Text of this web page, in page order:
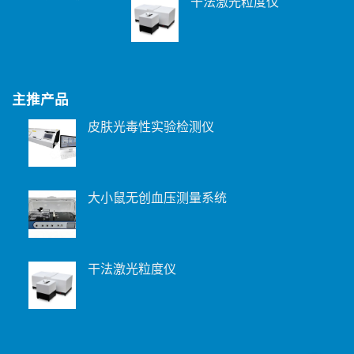
主推产品
皮肤光毒性实验检测仪
大小鼠无创血压测量系统
干法激光粒度仪